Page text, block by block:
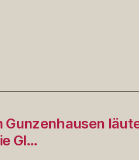
Gunzenhausen
Gl…